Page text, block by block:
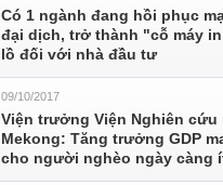
Có 1 ngành đang hồi phục
đại dịch, trở thành "cỗ máy
lồ đối với nhà đầu tư
09/10/2017
Viện trưởng Viện Nghiên cứu
Mekong: Tăng trưởng GDP
cho người nghèo ngày càng